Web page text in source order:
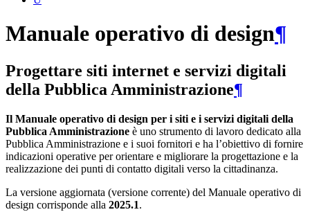
Manuale operativo di design¶
Progettare siti internet e servizi digitali
della Pubblica Amministrazione¶
Il Manuale operativo di design per i siti e i servizi digitali della
Pubblica Amministrazione è uno strumento di lavoro dedicato alla
Pubblica Amministrazione e i suoi fornitori e ha l’obiettivo di fornire
indicazioni operative per orientare e migliorare la progettazione e la
realizzazione dei punti di contatto digitali verso la cittadinanza.
La versione aggiornata (versione corrente) del Manuale operativo di
design corrisponde alla 2025.1.